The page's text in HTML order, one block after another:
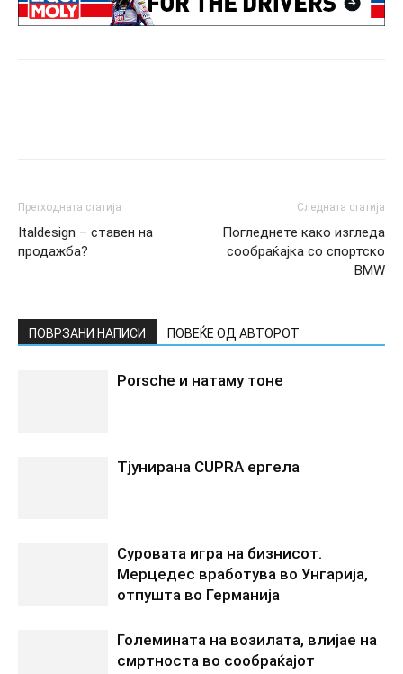
Претходната статија
Italdesign – ставен на
продажба?
Следната статија
Погледнете како изгледа
сообраќајка со спортско
BMW
ПОВРЗАНИ НАПИСИ ПОВЕЌЕ ОД АВТОРОТ
Porsche и натаму тоне
Tјунирана CUPRA ергела
Суровата игра на бизнисот.
Мерцедес вработува во Унгарија,
отпушта во Германија
Големината на возилата, влијае на
смртноста во сообраќајот